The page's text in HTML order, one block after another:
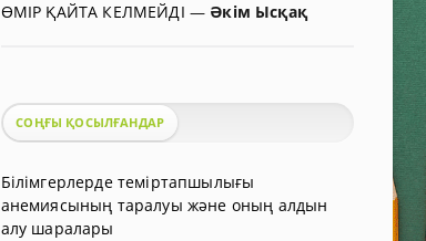
ӨМІР ҚАЙТА КЕЛМЕЙДІ — Әкім Ысқақ
СОҢҒЫ ҚОСЫЛҒАНДАР
Білімгерлерде теміртапшылығы
анемиясының таралуы және оның алдын
алу шаралары